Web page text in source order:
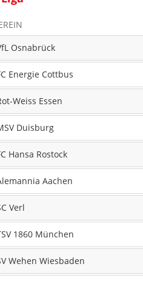
Osnabrück
Energie Cottbus
Weiss Essen
Duisburg
Hansa Rostock
Aachen
Verl
1860 München
Wehen Wiesbaden